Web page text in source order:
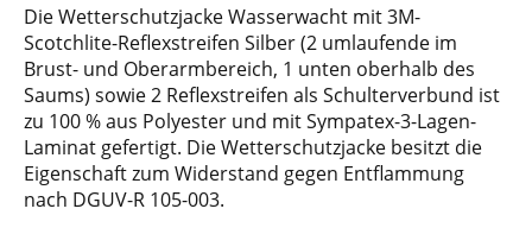
Die Wetterschutzjacke Wasserwacht mit 3M-
Scotchlite-Reflexstreifen Silber (2 umlaufende im
Brust- und Oberarmbereich, 1 unten oberhalb des
Saums) sowie 2 Reflexstreifen als Schulterverbund ist
zu 100 % aus Polyester und mit Sympatex-3-Lagen-
Laminat gefertigt. Die Wetterschutzjacke besitzt die
Eigenschaft zum Widerstand gegen Entflammung
nach DGUV-R 105-003.